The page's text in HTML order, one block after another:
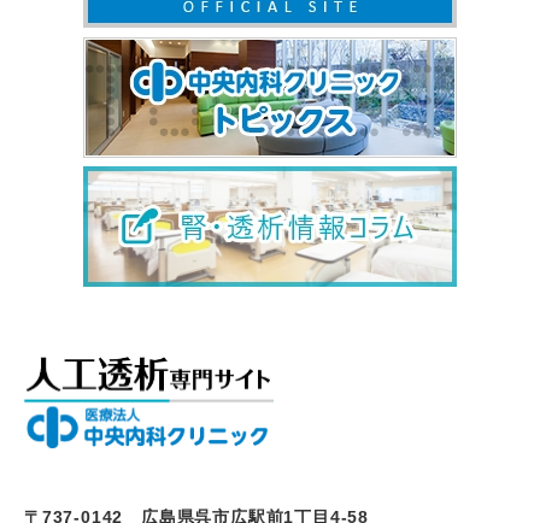
〒737-0142 広島県呉市広駅前1丁目4-58